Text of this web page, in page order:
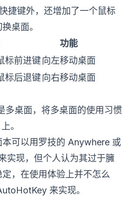
捷键外，还增加了一个鼠标
桌面。
功能
标前进键向左移动桌面
标后退键向右移动桌面
多桌面，将多桌面的使用习惯
。
可以用罗技的 Anywhere 或
实现，但个人认为其过于臃
，在使用体验上并不怎么
来实现。